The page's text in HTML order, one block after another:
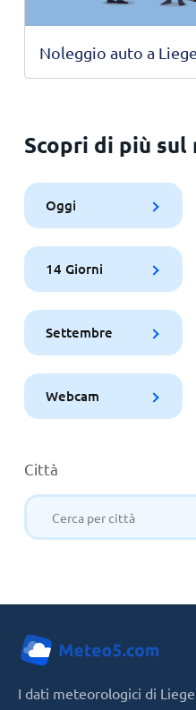
Noleggio auto a Liege
Scopri di più sul
Oggi
14 Giorni
Settembre
Webcam
Città
I dati meteorologici di